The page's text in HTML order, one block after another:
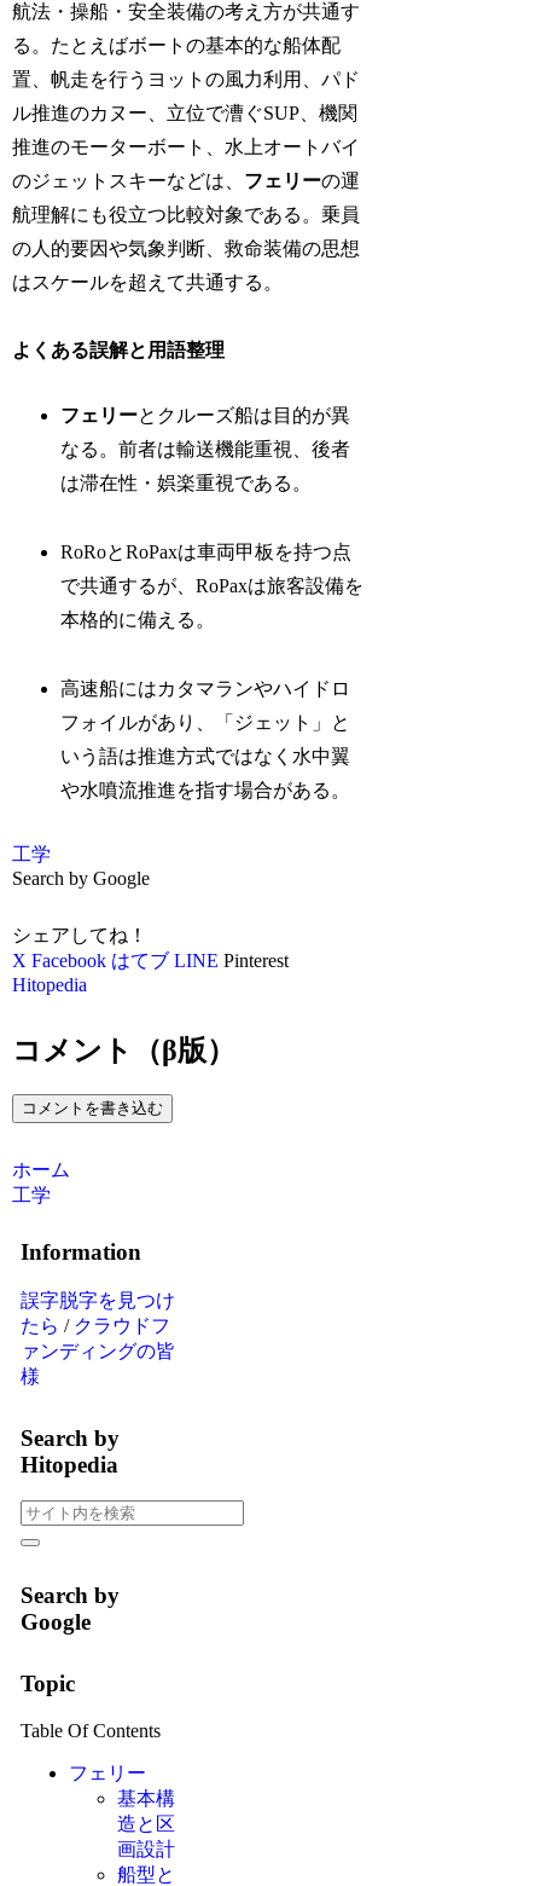
航法・操船・安全装備の考え方が共通す
る。たとえばボートの基本的な船体配
置、帆走を行うヨットの風力利用、パド
ル推進のカヌー、立位で漕ぐSUP、機関
推進のモーターボート、水上オートバイ
のジェットスキーなどは、 フェリーの運
航理解にも役立つ比較対象である。乗員
の人的要因や気象判断、救命装備の思想
はスケールを超えて共通する。
よくある誤解と用語整理
フェリーとクルーズ船は目的が異
なる。前者は輸送機能重視、後者
は滞在性・娯楽重視である。
RoRoとRoPaxは車両甲板を持つ点
で共通するが、RoPaxは旅客設備を
本格的に備える。
高速船にはカタマランやハイドロ
フォイルがあり、「ジェット」と
いう語は推進方式ではなく水中翼
や水噴流推進を指す場合がある。
工学
Search by Google
シェアしてね！
X Facebook はてブ LINE Pinterest
Hitopedia
コメント（β版）
コメントを書き込む
ホーム
工学
Information
誤字脱字を見つけ
たら / クラウドフ
ァンディングの皆
様
Search by
Hitopedia
Search by
Google
Topic
Table Of Contents
フェリー
基本構
造と区
画設計
船型と